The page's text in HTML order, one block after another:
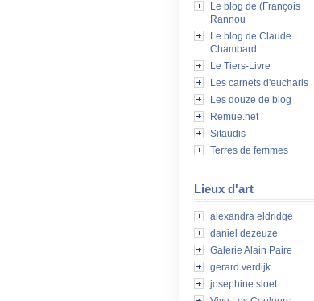
Le blog de (François
Rannou
Le blog de Claude
Chambard
Le Tiers-Livre
Les carnets d'eucharis
Les douze de blog
Remue.net
Sitaudis
Terres de femmes
Lieux d'art
alexandra eldridge
daniel dezeuze
Galerie Alain Paire
gerard verdijk
josephine sloet